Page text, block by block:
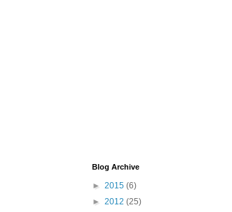
Blog Archive
► 2015 (6)
► 2012 (25)